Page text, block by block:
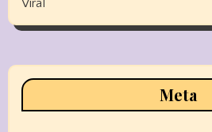
Viral
Meta